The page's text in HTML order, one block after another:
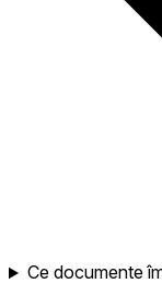
Ce documente